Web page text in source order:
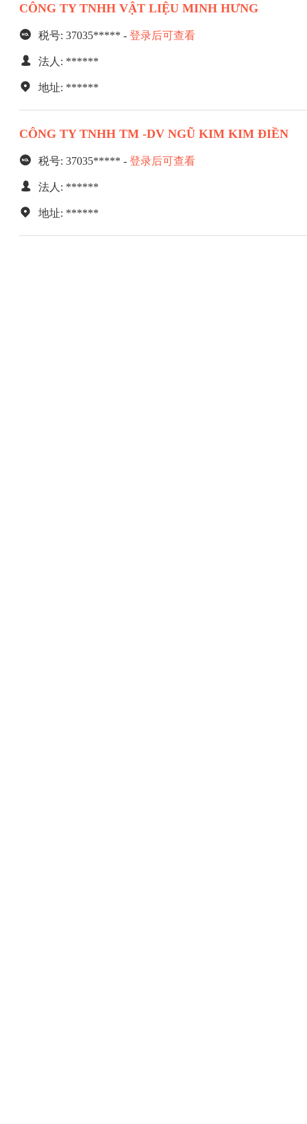
CÔNG TY TNHH VẬT LIỆU MINH HƯNG
税号: 37035***** - 登录后可查看
法人: ******
地址: ******
CÔNG TY TNHH TM -DV NGŨ KIM KIM ĐIỀN
税号: 37035***** - 登录后可查看
法人: ******
地址: ******